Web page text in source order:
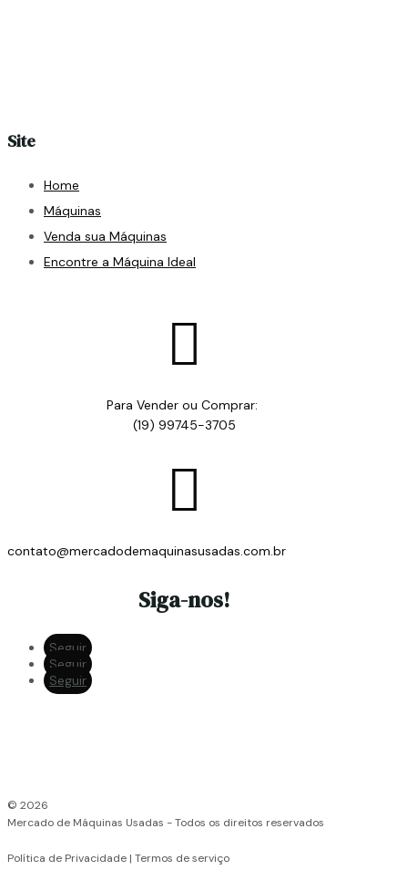
Site
Home
Máquinas
Venda sua Máquinas
Encontre a Máquina Ideal

Para Vender ou Comprar:
(19) 99745-3705

contato@mercadodemaquinasusadas.com.br
Siga-nos!
Seguir
Seguir
Seguir
© 2026
Mercado de Máquinas Usadas - Todos os direitos reservados
Política de Privacidade | Termos de serviço